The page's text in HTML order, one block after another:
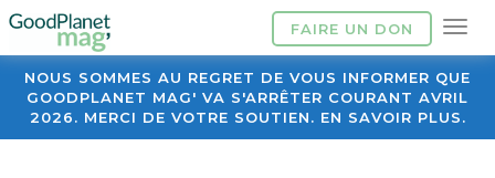
FAIRE UN DON
NOUS SOMMES AU REGRET DE VOUS INFORMER QUE
GOODPLANET MAG' VA S'ARRÊTER COURANT AVRIL
2026. MERCI DE VOTRE SOUTIEN. EN SAVOIR PLUS.